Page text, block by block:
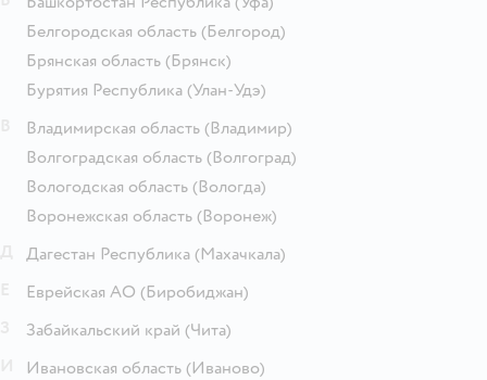
Белгородская область (Белгород)
Брянская область (Брянск)
Бурятия Республика (Улан-Удэ)
Владимирская область (Владимир)
Волгоградская область (Волгоград)
Вологодская область (Вологда)
Воронежская область (Воронеж)
Дагестан Республика (Махачкала)
Еврейская АО (Биробиджан)
Забайкальский край (Чита)
Ивановская область (Иваново)